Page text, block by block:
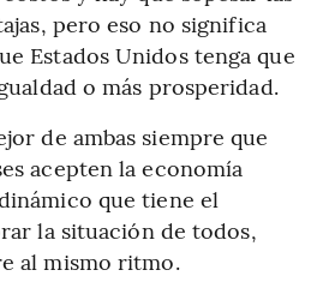
pero eso no significa
Estados Unidos tenga que
o más prosperidad.
de ambas siempre que
acepten la economía
que tiene el
la situación de todos,
al mismo ritmo.